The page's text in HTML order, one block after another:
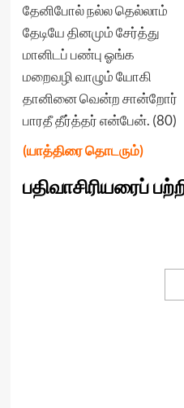
தேனிபோல் நல்ல தெல்லாம்
தேடியே தினமும் சேர்த்து
மானிடப் பண்பு ஓங்க
மறைவழி வாழும் யோகி
தானினை வென்ற சான்றோர்
பாரதீ தீர்த்தர் என்பேன். (80)
(யாத்திரை தொடரும்)
பதிவாசிரியரைப்